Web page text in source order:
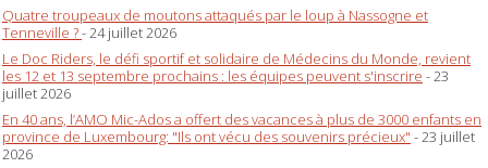
Quatre troupeaux de moutons attaqués par le loup à Nassogne et
Tenneville ?- 24 juillet 2026
Le Doc Riders, le défi sportif et solidaire de Médecins du Monde, revient
les 12 et 13 septembre prochains : les équipes peuvent s'inscrire - 23
juillet 2026
En 40 ans, l’AMO Mic-Ados a offert des vacances à plus de 3000 enfants en
province de Luxembourg: "Ils ont vécu des souvenirs précieux" - 23 juillet
2026